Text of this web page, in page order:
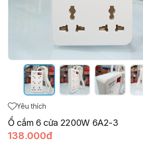
Yêu thích
Ổ cắm 6 cửa 2200W 6A2-3
138.000đ